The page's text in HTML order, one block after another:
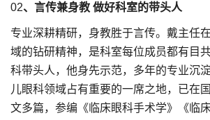
02、言传兼身教 做好科室的带头人
专业深耕精研，身教胜于言传。戴主任
域的钻研精神，是科室每位成员都有目
科带头人，他身先示范，多年的专业沉
儿眼科领域占有重要的一席之地，已在
文多篇，参编《临床眼科手术学》《临